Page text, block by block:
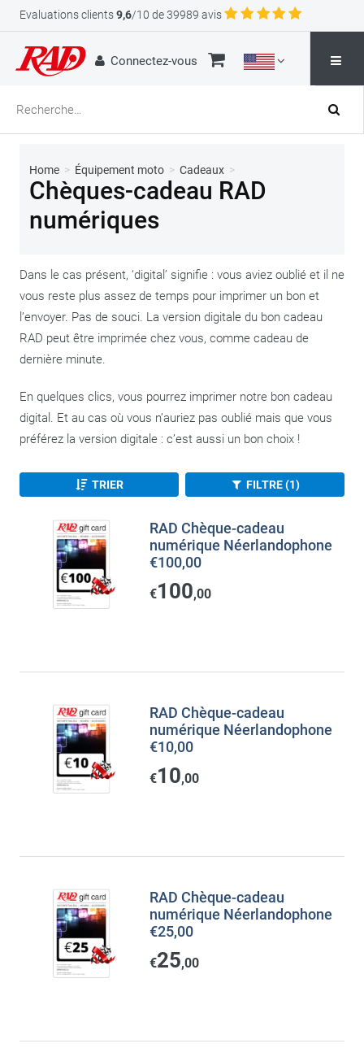
Evaluations clients9,6/10 de 39989 avis
Connectez-vous
Home > Équipement moto > Cadeaux >
Chèques-cadeau RAD
numériques
Dans le cas présent, ‘digital’ signifie : vous aviez oublié et il ne
vous reste plus assez de temps pour imprimer un bon et
l’envoyer. Pas de souci. La version digitale du bon cadeau
RAD peut être imprimée chez vous, comme cadeau de
dernière minute.
En quelques clics, vous pourrez imprimer notre bon cadeau
digital. Et au cas où vous n’auriez pas oublié mais que vous
préférez la version digitale : c’est aussi un bon choix !
TRIER FILTRE (1)
RAD Chèque-cadeau
numérique Néerlandophone
€100,00
€100,00
RAD Chèque-cadeau
numérique Néerlandophone
€10,00
€10,00
RAD Chèque-cadeau
numérique Néerlandophone
€25,00
€25,00